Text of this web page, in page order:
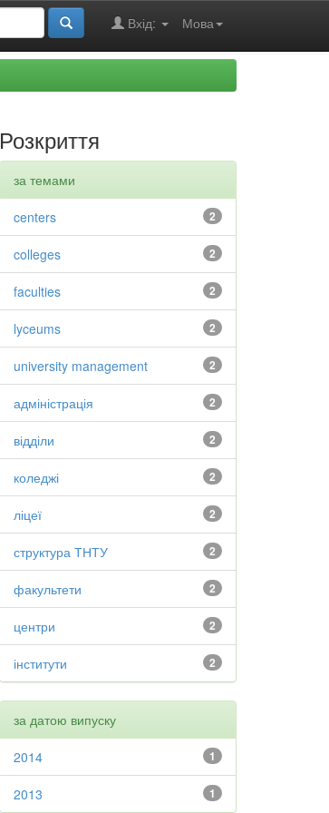
Мова
Вхід:
Розкриття
за темами
2
centers
2
colleges
2
faculties
2
lyceums
2
university management
2
адміністрація
2
відділи
2
коледжі
2
ліцеї
2
структура ТНТУ
2
факультети
2
центри
2
інститути
за датою випуску
1
2014
1
2013